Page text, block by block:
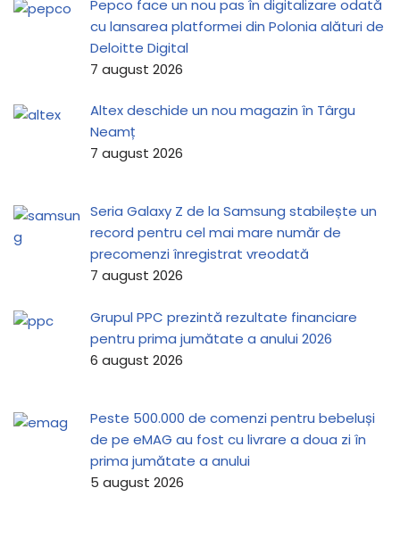
Pepco face un nou pas în digitalizare odată
cu lansarea platformei din Polonia alături de
Deloitte Digital
7 august 2026
Altex deschide un nou magazin în Târgu
Neamț
7 august 2026
Seria Galaxy Z de la Samsung stabilește un
record pentru cel mai mare număr de
precomenzi înregistrat vreodată
7 august 2026
Grupul PPC prezintă rezultate financiare
pentru prima jumătate a anului 2026
6 august 2026
Peste 500.000 de comenzi pentru bebeluși
de pe eMAG au fost cu livrare a doua zi în
prima jumătate a anului
5 august 2026